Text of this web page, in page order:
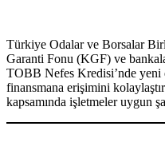
Türkiye Odalar ve Borsalar
Garanti Fonu (KGF) ve
TOBB Nefes Kredisi’nde yeni
finansmana erişimini
kapsamında işletmeler uygun